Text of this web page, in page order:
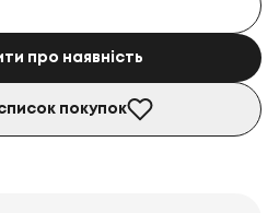
про наявність
покупок